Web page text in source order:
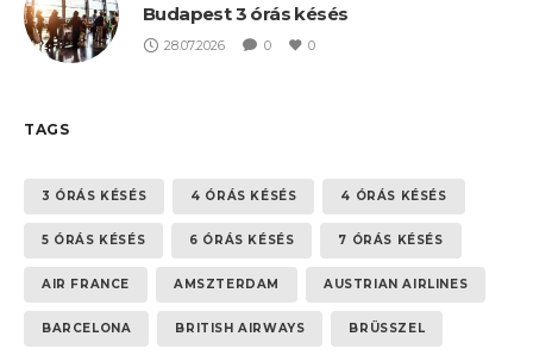
Budapest 3 órás késés
28.07.2026 0 0
TAGS
3 ÓRÁS KÉSÉS 4 ÓRÁS KÉSÉS 4 ÓRÁS KÉSÉS
5 ÓRÁS KÉSÉS 6 ÓRÁS KÉSÉS 7 ÓRÁS KÉSÉS
AIR FRANCE AMSZTERDAM AUSTRIAN AIRLINES
BARCELONA BRITISH AIRWAYS BRÜSSZEL